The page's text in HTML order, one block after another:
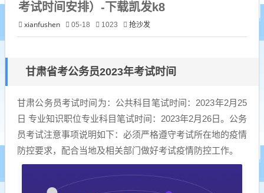
考试时间安排）-下载凯发k8
xianfushen 05-18 1023 抢沙发
甘肃省考公务员2023年考试时间
甘肃公务员考试时间为：公共科目笔试时间：2023年2月25
日 专业知识职位专业科目笔试时间：2023年2月26日。公务
员考试注意事项说明如下：必须严格遵守考试所在地的疫情
防控要求，配合当地及相关部门做好考试疫情防控工作。